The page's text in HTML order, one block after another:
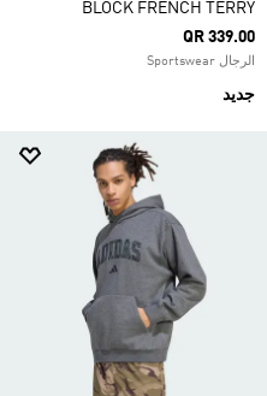
BLOCK FRENCH TERRY
QR 339.00
الرجال Sportswear
جديد